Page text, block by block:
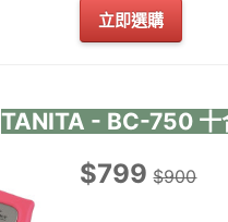
立即選購
TANITA - BC-750 十
$799 $900